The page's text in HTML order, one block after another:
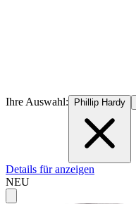
Ihre Auswahl: Phillip Hardy
Details für anzeigen
NEU